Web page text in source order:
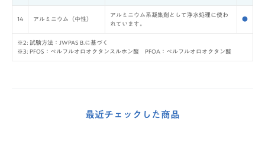
14 アルミニウム（中性）
アルミニウム系凝集剤として浄水処理に使わ
れています。
●
※2: 試験方法：JWPAS B.に基づく
※3: PFOS：ペルフルオロオクタンスルホン酸 PFOA：ぺルフルオロオクタン酸
最近チェックした商品